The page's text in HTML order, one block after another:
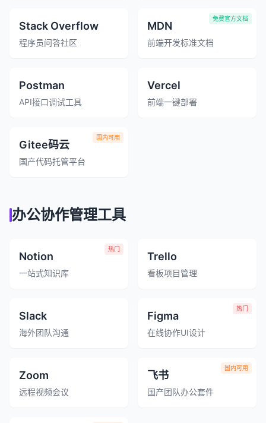
Stack Overflow
程序员问答社区
免费官方文档
MDN
前端开发标准文档
Postman
API接口调试工具
Vercel
前端一键部署
国内可用
Gitee码云
国产代码托管平台
办公协作管理工具
热门
Notion
一站式知识库
Trello
看板项目管理
Slack
海外团队沟通
热门
Figma
在线协作UI设计
Zoom
远程视频会议
国内可用
飞书
国产团队办公套件